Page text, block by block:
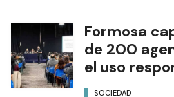
Formosa
de 200
el uso
SOCIEDAD